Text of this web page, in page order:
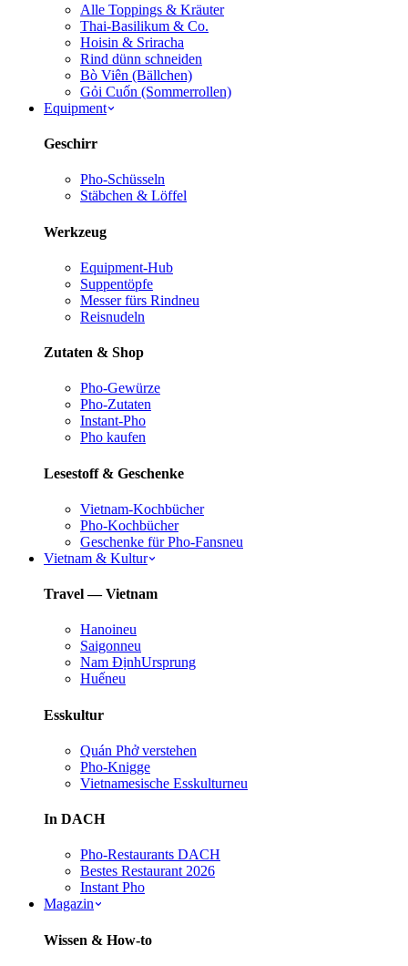
Alle Toppings & Kräuter
Thai-Basilikum & Co.
Hoisin & Sriracha
Rind dünn schneiden
Bò Viên (Bällchen)
Gỏi Cuốn (Sommerrollen)
Equipment
Geschirr
Pho-Schüsseln
Stäbchen & Löffel
Werkzeug
Equipment-Hub
Suppentöpfe
Messer fürs Rindneu
Reisnudeln
Zutaten & Shop
Pho-Gewürze
Pho-Zutaten
Instant-Pho
Pho kaufen
Lesestoff & Geschenke
Vietnam-Kochbücher
Pho-Kochbücher
Geschenke für Pho-Fansneu
Vietnam & Kultur
Travel — Vietnam
Hanoineu
Saigonneu
Nam ĐịnhUrsprung
Huếneu
Esskultur
Quán Phở verstehen
Pho-Knigge
Vietnamesische Esskulturneu
In DACH
Pho-Restaurants DACH
Bestes Restaurant 2026
Instant Pho
Magazin
Wissen & How-to